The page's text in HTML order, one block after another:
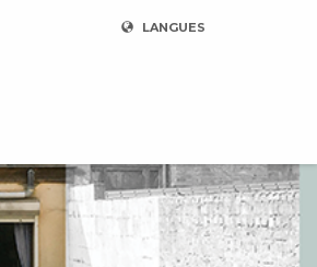
LANGUES